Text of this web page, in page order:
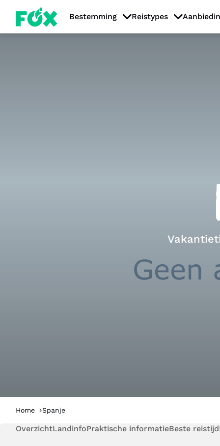
Bestemming Reistypes
Home Spanje
OverzichtLandinfoPraktische informatieBeste reistijd